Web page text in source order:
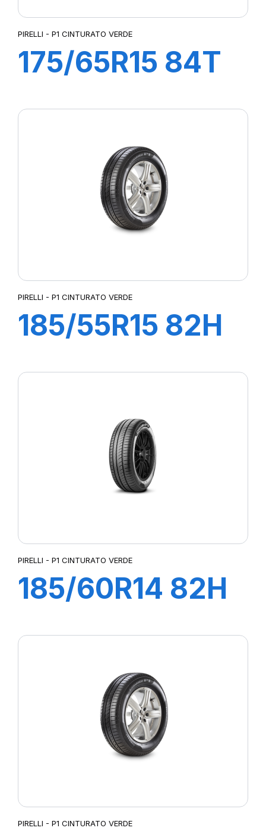
PIRELLI - P1 CINTURATO VERDE
175/65R15 84T
PIRELLI - P1 CINTURATO VERDE
185/55R15 82H
PIRELLI - P1 CINTURATO VERDE
185/60R14 82H
PIRELLI - P1 CINTURATO VERDE